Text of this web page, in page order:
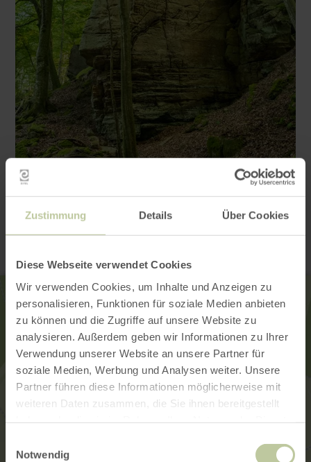
Zustimmung Details Über Cookies
Diese Webseite verwendet Cookies
Wir verwenden Cookies, um Inhalte und Anzeigen zu
personalisieren, Funktionen für soziale Medien anbieten
zu können und die Zugriffe auf unsere Website zu
analysieren. Außerdem geben wir Informationen zu Ihrer
Verwendung unserer Website an unsere Partner für
soziale Medien, Werbung und Analysen weiter. Unsere
Partner führen diese Informationen möglicherweise mit
weiteren Daten zusammen, die Sie ihnen bereitgestellt
Notwendig
Contact